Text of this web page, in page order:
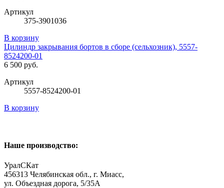
Артикул
375-3901036
В корзину
Цилиндр закрывания бортов в сборе (сельхозник), 5557-
8524200-01
6 500 руб.
Артикул
5557-8524200-01
В корзину
Наше производство:
УралСКат
456313 Челябинская обл., г. Миасс,
ул. Объездная дорога, 5/35А